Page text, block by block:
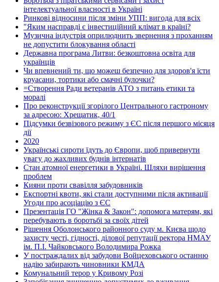
інтелектуальної власності в Україні
Ринкові відносини після зміни УПП: вигода для всіх
"Яким насправді є інвестиційний клімат в країні?
Музична індустрія оприлюднить звернення з проханням
не допустити блокування області
Державна програма Литви: безкоштовна освіта для
українців
Чи впевнений ти, що можеш безпечно для здоров'я їсти
круасани, тортики або смачні булочки?
=Створення Ради ветеранів АТО з питань етики та
моралі
Про реконструкції згорілого Центрального гастроному
за адресою: Хрещатик, 40/1
Підсумки безвізового режиму з ЄС після першого місяця
дії
2020
Українські сироти їдуть до Європи, щоб привернути
увагу до жахливих буднів інтернатів
Стан атомної енергетики в Україні. Шляхи вирішення
проблем
Кияни проти свавілля забудовників
Експортні квоти, які стали доступними після активації
Угоди про асоціацію з ЄС
Презентація ГО "Жінка & Закон": допомога матерям, які
перебувають в боротьбі за своїх дітей
Рішення Оболонського районного суду м. Києва щодо
захисту честі, гідності, ділової репутації ректора НМАУ
ім. П.І. Чайковського Володимира Рожка
У постраждалих від забудови Войцеховського останню
надію забирають чиновники КМДА
Комунальний терор у Кривому Розі